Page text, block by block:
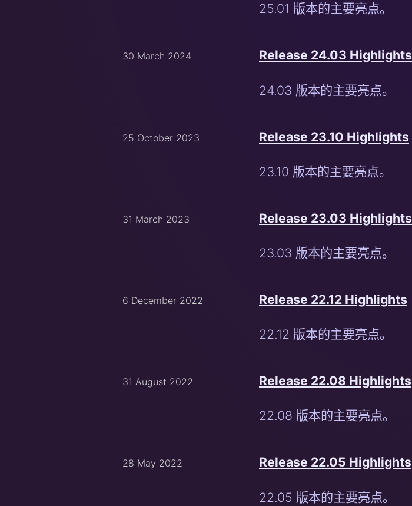
25.01 版本的主要亮点。
30 March 2024 Release 24.03 Highlights
24.03 版本的主要亮点。
25 October 2023 Release 23.10 Highlights
23.10 版本的主要亮点。
31 March 2023 Release 23.03 Highlights
23.03 版本的主要亮点。
6 December 2022 Release 22.12 Highlights
22.12 版本的主要亮点。
31 August 2022 Release 22.08 Highlights
22.08 版本的主要亮点。
28 May 2022 Release 22.05 Highlights
22.05 版本的主要亮点。